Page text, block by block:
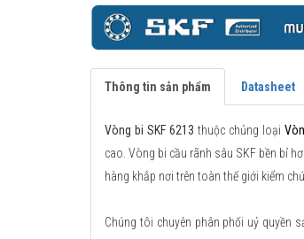
Thông tin sản phẩm Datasheet
Vòng bi SKF 6213 thuộc chủng loại
cao. Vòng bi cầu rãnh sâu SKF bền bỉ
hàng khắp nơi trên toàn thế giới kiểm
Chúng tôi chuyên phân phối uỷ quyền